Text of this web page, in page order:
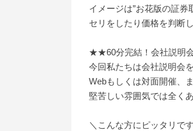
イメージは”お花版の証券
セリをしたり価格を判断
★★60分完結！会社説明
今回私たちは会社説明会
Webもしくは対面開催、
堅苦しい雰囲気では全く
＼こんな方にピッタリで